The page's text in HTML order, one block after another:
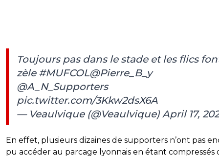
Toujours pas dans le stade et les flics
zèle #MUFCOL@Pierre_B_y
@A_N_Supporters
pic.twitter.com/3Kkw2dsX6A
— Veaulvique (@Veaulvique) April 17,
En effet, plusieurs dizaines de supporters n’ont pas
pu accéder au parcage lyonnais en étant compressés